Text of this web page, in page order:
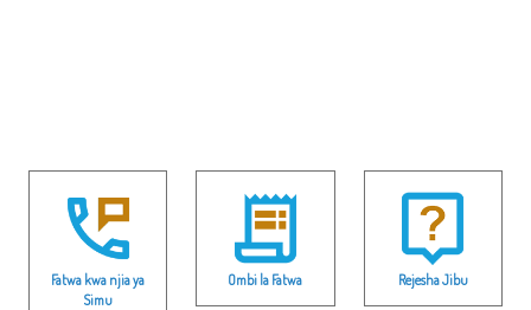
Fatwa kwa njia ya
Simu
Ombi la Fatwa Rejesha Jibu